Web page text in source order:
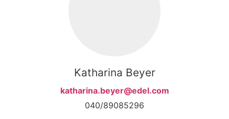
Katharina Beyer
katharina.beyer@edel.com
040/89085296